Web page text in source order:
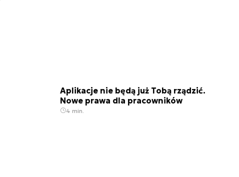
Aplikacje nie będą już Tobą rządzić.
Nowe prawa dla pracowników
4 min.